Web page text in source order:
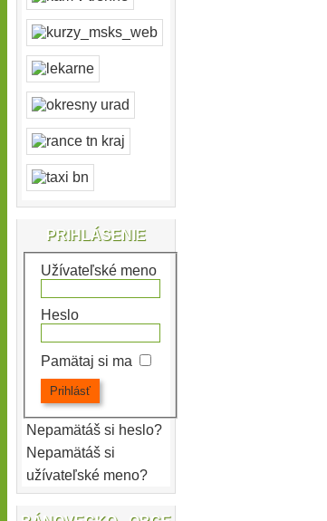
PRIHLÁSENIE
Užívateľské meno
Heslo
Pamätaj si ma
Nepamätáš si heslo?
Nepamätáš si
užívateľské meno?